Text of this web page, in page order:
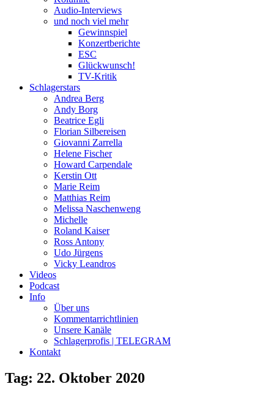
Audio-Interviews
und noch viel mehr
Gewinnspiel
Konzertberichte
ESC
Glückwunsch!
TV-Kritik
Schlagerstars
Andrea Berg
Andy Borg
Beatrice Egli
Florian Silbereisen
Giovanni Zarrella
Helene Fischer
Howard Carpendale
Kerstin Ott
Marie Reim
Matthias Reim
Melissa Naschenweng
Michelle
Roland Kaiser
Ross Antony
Udo Jürgens
Vicky Leandros
Videos
Podcast
Info
Über uns
Kommentarrichtlinien
Unsere Kanäle
Schlagerprofis | TELEGRAM
Kontakt
Tag: 22. Oktober 2020